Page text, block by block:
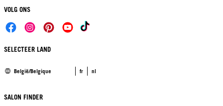
VOLG ONS
SELECTEER LAND
België/Belgique fr nl
SALON FINDER